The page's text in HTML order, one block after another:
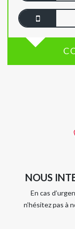
NOUS
En cas
n’hésitez pas à